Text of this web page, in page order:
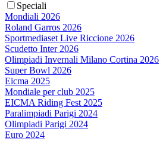
Speciali
Mondiali 2026
Roland Garros 2026
Sportmediaset Live Riccione 2026
Scudetto Inter 2026
Olimpiadi Invernali Milano Cortina 2026
Super Bowl 2026
Eicma 2025
Mondiale per club 2025
EICMA Riding Fest 2025
Paralimpiadi Parigi 2024
Olimpiadi Parigi 2024
Euro 2024